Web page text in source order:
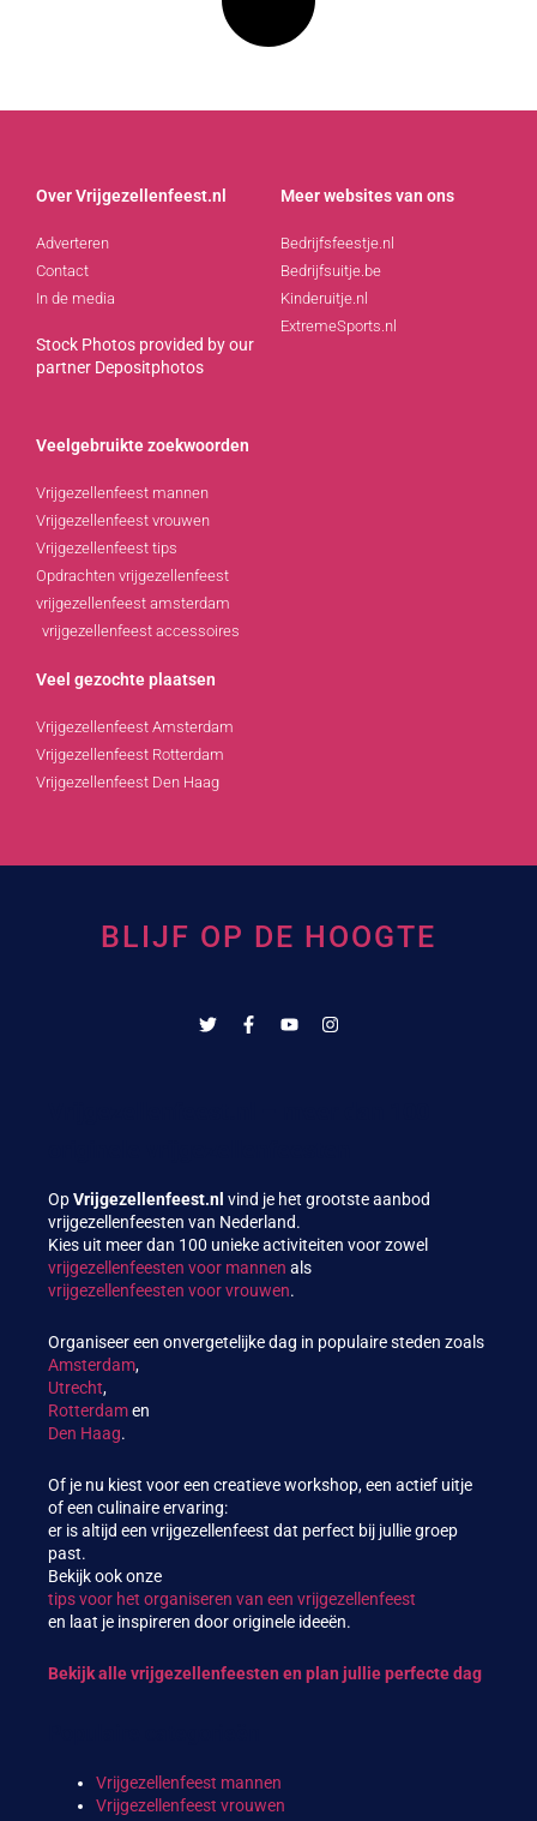
Over Vrijgezellenfeest.nl
Adverteren
Contact
In de media
Stock Photos provided by our
partner Depositphotos
Meer websites van ons
Bedrijfsfeestje.nl
Bedrijfsuitje.be
Kinderuitje.nl
ExtremeSports.nl
Veelgebruikte zoekwoorden
Vrijgezellenfeest mannen
Vrijgezellenfeest vrouwen
Vrijgezellenfeest tips
Opdrachten vrijgezellenfeest
vrijgezellenfeest amsterdam
vrijgezellenfeest accessoires
Veel gezochte plaatsen
Vrijgezellenfeest Amsterdam
Vrijgezellenfeest Rotterdam
Vrijgezellenfeest Den Haag
BLIJF OP DE HOOGTE
OpVrijgezellenfeest.nl vind je het grootste aanbod
vrijgezellenfeesten van Nederland.
Kies uit meer dan 100 unieke activiteiten voor zowel
vrijgezellenfeesten voor mannen als
vrijgezellenfeesten voor vrouwen.
Organiseer een onvergetelijke dag in populaire steden zoals
Amsterdam,
Utrecht,
Rotterdamen
Den Haag.
Of je nu kiest voor een creatieve workshop, een actief uitje
of een culinaire ervaring:
er is altijd een vrijgezellenfeest dat perfect bij jullie groep
past.
Bekijk ook onze
tips voor het organiseren van een vrijgezellenfeest
en laat je inspireren door originele ideeën.
Bekijk alle vrijgezellenfeesten en plan jullie perfecte dag
Vrijgezellenfeest mannen
Vrijgezellenfeest vrouwen